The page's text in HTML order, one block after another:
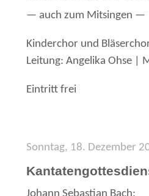
— auch zum Mitsingen —
Kinderchor und
Leitung: Angelika Ohse |
Eintritt frei
Sonntag, 18. Dezember
Johann Sebastian Bach: